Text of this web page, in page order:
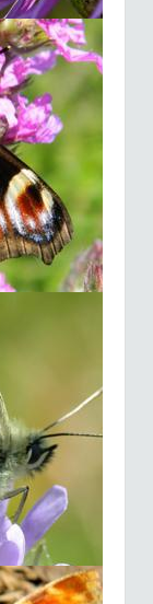
Fiche espèce
Fiche espèce
Fiche espèce
Fiche espèce
Fiche espèce